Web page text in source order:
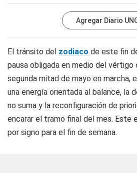
Agregar Diario
El tránsito del zodiaco de este fin
pausa obligada en medio del vértigo
segunda mitad de mayo en marcha,
una energía orientada al balance, la
no suma y la reconfiguración de
encarar el tramo final del mes. Este
por signo para el fin de semana.